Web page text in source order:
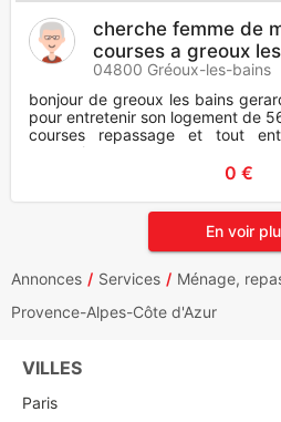
cherche femme de
courses a greoux les
04800 Gréoux-les-bains
bonjour de greoux les bains
pour entretenir son logement de
courses repassage et tout
mersuels
0 €
En voir
Annonces Services
Ménage,
Provence-Alpes-Côte d'Azur
VILLES
Paris